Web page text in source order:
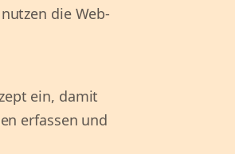
die Web-
ein, damit
erfassen und